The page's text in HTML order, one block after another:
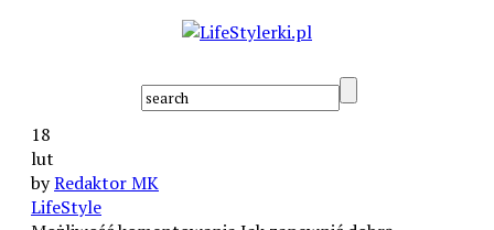
18
lut
byRedaktor MK
LifeStyle